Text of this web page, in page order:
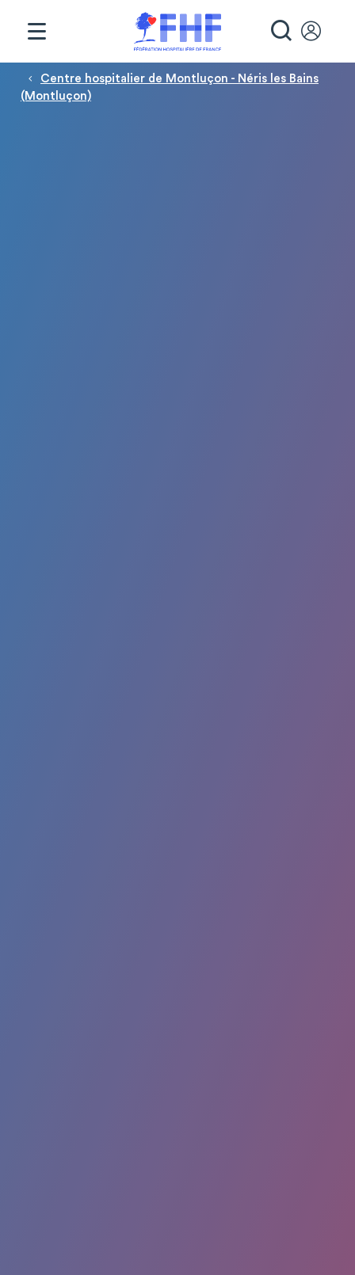
Fil d'Ariane
Centre hospitalier de Montluçon - Néris les Bains
(Montluçon)
Panneau de gestion des cookies